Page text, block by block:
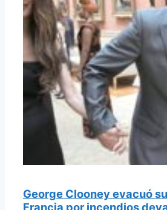
George Clooney evacuó
Francia por incendios